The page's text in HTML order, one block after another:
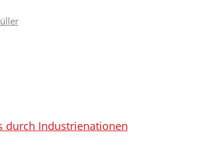
durch Industrienationen